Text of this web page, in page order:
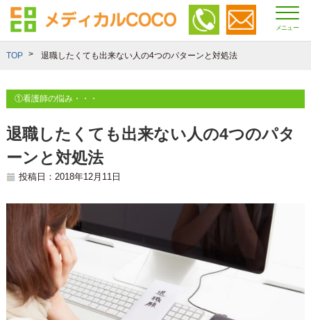
メニュー
TOP 退職したくても出来ない人の4つのパターンと対処法
①看護師の悩み・・・
退職したくても出来ない人の4つのパタ
ーンと対処法
投稿日：2018年12月11日